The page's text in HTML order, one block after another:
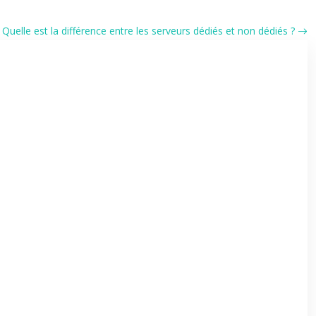
Quelle est la différence entre les serveurs dédiés et non dédiés ?